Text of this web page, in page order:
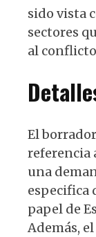
sido vista
sectores
al
El
referencia
una
especifica
papel de
Además,